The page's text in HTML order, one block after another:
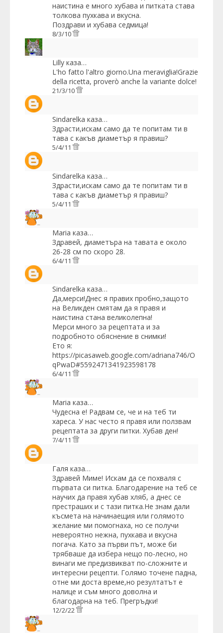
наистина е много хубава и питката става
толкова пухкава и вкусна.
Поздрави и хубава седмица!
8/3/10
Lilly каза…
L'ho fatto l'altro giorno.Una meraviglia!Grazie
della ricetta, proverò anche la variante dolce!
21/3/10
Sindarelka каза…
Здрасти,искам само да те попитам ти в
тава с какъв диаметър я правиш?
5/4/11
Sindarelka каза…
Здрасти,искам само да те попитам ти в
тава с какъв диаметър я правиш?
5/4/11
Maria каза…
Здравей, диаметъра на тавата е около
26-28 см по скоро 28.
6/4/11
Sindarelka каза…
Да,мерси!Днес я правих пробно,защото
на Великден смятам да я правя и
наистина стана великолепна!
Мерси много за рецептата и за
подробното обяснение в снимки!
Ето я:
https://picasaweb.google.com/adriana746/O
qPwaD#5592471341923598178
6/4/11
Maria каза…
Чудесна е! Радвам се, че и на теб ти
хареса. У нас често я правя или ползвам
рецептата за други питки. Хубав ден!
7/4/11
Галя каза…
Здравей Миме! Искам да се похваля с
първата си питка. Благодарение на теб се
научих да правя хубав хляб, а днес се
престраших и с тази питка.Не знам дали
късмета на начинаещия или голямото
желание ми помогнаха, но се получи
невероятно нежна, пухкава и вкусна
погача. Като за първи път, може би
трябваше да избера нещо по-лесно, но
винаги ме предизвикват по-сложните и
интересни рецепти. Голямо точене падна,
отне ми доста време,но резултатът е
налице и съм много доволна и
благодарна на теб. Прегръдки!
12/2/22